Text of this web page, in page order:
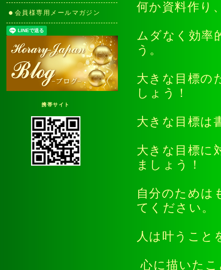
何か資料作り
ムダなく効率
う。
大きな目標の
しょう！
大きな目標
大きな目標に
ましょう！
自分のためは
てくださ
人は叶うこ
心に描いた
会員様専用メールマガジン
携帯サイト